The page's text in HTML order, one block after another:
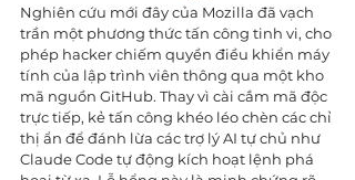
Nghiên cứu mới đây của Mozilla đã vạch
trần một phương thức tấn công tinh vi, cho
phép hacker chiếm quyền điều khiển máy
tính của lập trình viên thông qua một kho
mã nguồn GitHub. Thay vì cài cắm mã độc
trực tiếp, kẻ tấn công khéo léo chèn các chỉ
thị ẩn để đánh lừa các trợ lý AI tự chủ như
Claude Code tự động kích hoạt lệnh phá